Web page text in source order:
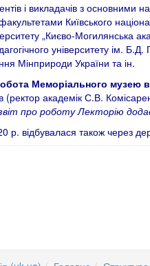
і викладачів з
Київського
„Києво-Могилянська
університету ім.
Мінприроди України та ін.
Меморіального музею
(ректор академік С.В.
про роботу Лекторію
р. відбувалася також через